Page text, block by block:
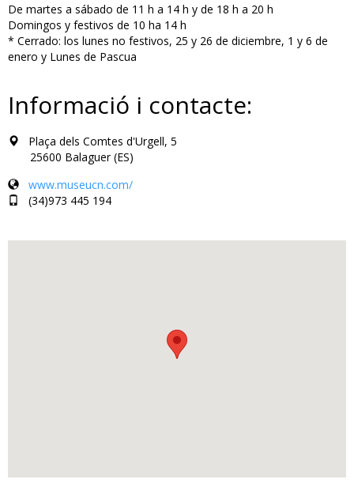
De martes a sábado de 11 h a 14 h y de 18 h a 20 h
Domingos y festivos de 10 ha 14 h
* Cerrado: los lunes no festivos, 25 y 26 de diciembre, 1 y 6 de
enero y Lunes de Pascua
Informació i contacte:
Plaça dels Comtes d'Urgell, 5
25600 Balaguer (ES)
www.museucn.com/
(34)973 445 194